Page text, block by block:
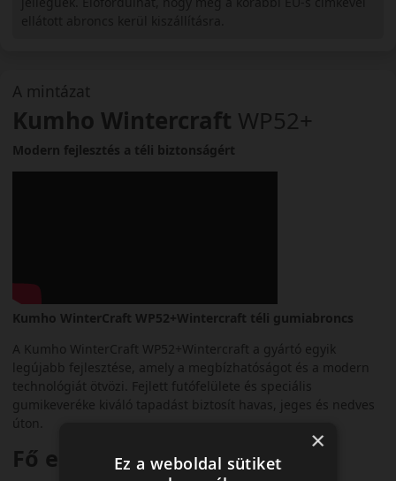
A mintázat
Kumho Wintercraft WP52+
Modern fejlesztés a téli biztonságért
Kumho WinterCraft WP52+Wintercraft téli gumiabroncs
A Kumho WinterCraft WP52+Wintercraft a gyártó egyik
legújabb fejlesztése, amely a megbízhatóságot és a modern
technológiát ötvözi. Fejlett futófelülete és speciális
gumikeveréke kiváló tapadást biztosít havas, jeges és nedves
úton.
Fő előnyök és jellemzők:
×
Ez a weboldal sütiket